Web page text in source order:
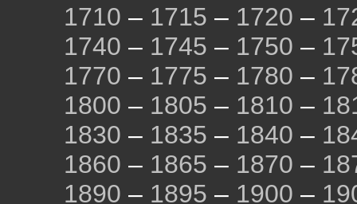
1710 – 1715 – 1720 –
1740 – 1745 – 1750 –
1770 – 1775 – 1780 –
1800 – 1805 – 1810 –
1830 – 1835 – 1840 –
1860 – 1865 – 1870 –
1890 – 1895 – 1900 –